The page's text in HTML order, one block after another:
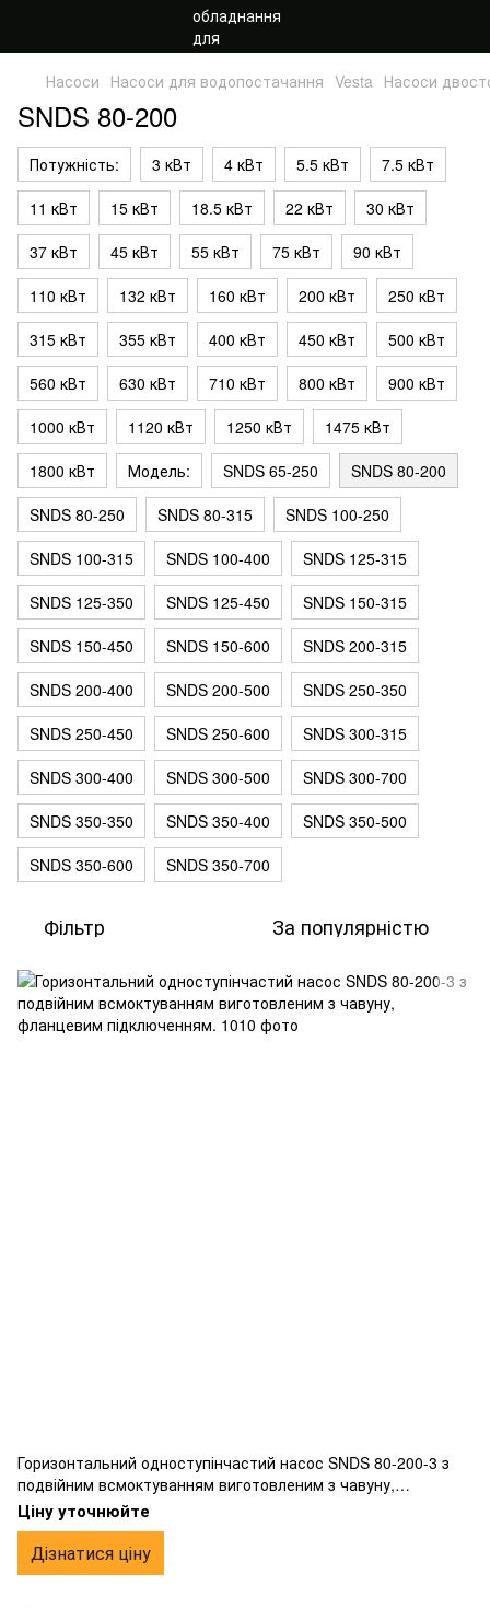
Насоси Насоси для водопостачання Vesta Насоси
SNDS 80-200
Потужність: 3 кВт 4 кВт 5.5 кВт
7.5 кВт
11 кВт
15 кВт 18.5 кВт 22 кВт
30 кВт
37 кВт
45 кВт 55 кВт 75 кВт
90 кВт
110 кВт
132 кВт 160 кВт 200 кВт
250 кВт
315 кВт
355 кВт 400 кВт 450 кВт
500 кВт
560 кВт
630 кВт 710 кВт 800 кВт
900 кВт
1000 кВт
1120 кВт 1250 кВт
1475 кВт
1800 кВт
Модель: SNDS 65-250
SNDS 80-200
SNDS 80-250
SNDS 80-315
SNDS 100-250
SNDS 100-315
SNDS 100-400
SNDS 125-315
SNDS 125-350
SNDS 125-450
SNDS 150-315
SNDS 150-450
SNDS 150-600
SNDS 200-315
SNDS 200-400
SNDS 200-500
SNDS 250-350
SNDS 250-450
SNDS 250-600
SNDS 300-315
SNDS 300-400
SNDS 300-500
SNDS 300-700
SNDS 350-350
SNDS 350-400
SNDS 350-500
SNDS 350-600
SNDS 350-700
Фільтр За популярністю
Горизонтальний одноступінчастий насос SNDS 80-200-3 з
подвійним всмоктуванням виготовленим з чавуну,
фланцевим підключенням.
Ціну уточнюйте
Дізнатися ціну